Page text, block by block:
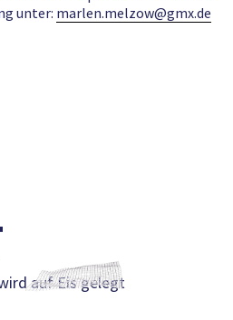
unter: marlen.melzow@gmx.de
auf Eis gelegt